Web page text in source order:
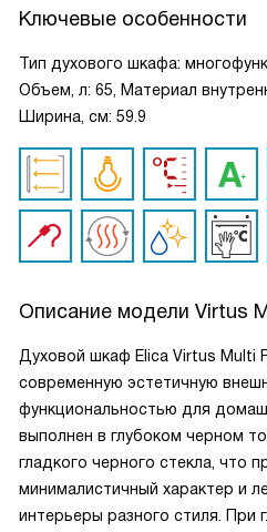
Ключевые особенности
Тип духового шкафа:
Объем, л: 65, Материал
Ширина, см: 59.9
Описание модели Virtus
Духовой шкаф Elica Virtus Multi
современную эстетичную
функциональностью для
выполнен в глубоком черном
гладкого черного стекла, что
минималистичный характер и
интерьеры разного стиля. При